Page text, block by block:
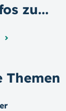
Themen
zu...